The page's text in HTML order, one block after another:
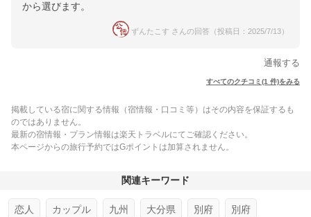
から選びます。
ずんたこす さんの回答（投稿日：2025/7/13）
通報する
すべてのクチコミ(1 件)をみる
掲載している宿に関する情報（宿情報・口コミ等）はその内容を保証するも
のではありません。
最新の宿情報・プラン情報は楽天トラベルにてご確認ください。
本ページからの旅行予約ではGポイントは加算されません。
関連キーワード
恋人 カップル 九州 大分県 別府 別府